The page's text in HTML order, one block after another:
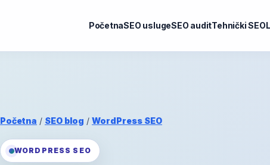
PočetnaSEO uslugeSEO auditTehnički SEO
Početna / SEO blog / WordPress SEO
WORDPRESS SEO